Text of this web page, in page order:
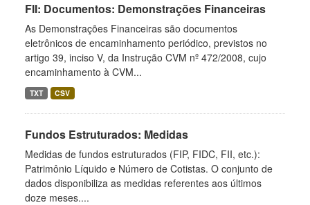
FII: Documentos: Demonstrações Financeiras
As Demonstrações Financeiras são documentos
eletrônicos de encaminhamento periódico, previstos no
artigo 39, inciso V, da Instrução CVM nº 472/2008, cujo
encaminhamento à CVM...
TXT CSV
Fundos Estruturados: Medidas
Medidas de fundos estruturados (FIP, FIDC, FII, etc.):
Patrimônio Líquido e Número de Cotistas. O conjunto de
dados disponibiliza as medidas referentes aos últimos
doze meses....